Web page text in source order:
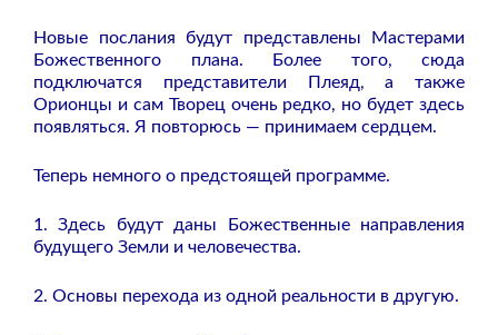
Новые послания будут представлены Мастерами
Божественного плана. Более того, сюда
подключатся представители Плеяд, а также
Орионцы и сам Творец очень редко, но будет здесь
появляться. Я повторюсь — принимаем сердцем.
Теперь немного о предстоящей программе.
1. Здесь будут даны Божественные направления
будущего Земли и человечества.
2. Основы перехода из одной реальности в другую.